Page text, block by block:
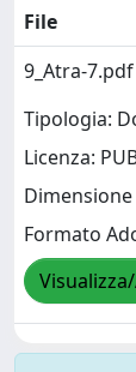
File
9_Atra-7.pdf
Tipologia:
Licenza:
Dimensione
Formato